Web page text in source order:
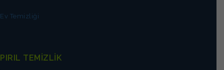
Ev Temizliği
PIRIL TEMİZLİK